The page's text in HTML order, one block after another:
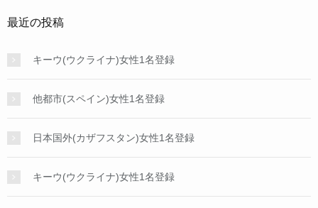
最近の投稿
キーウ(ウクライナ)女性1名登録
他都市(スペイン)女性1名登録
日本国外(カザフスタン)女性1名登録
キーウ(ウクライナ)女性1名登録